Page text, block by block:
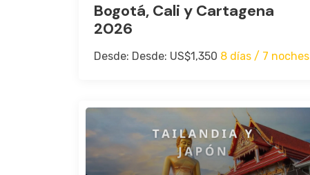
Bogotá, Cali y Cartagena
2026
Desde: Desde: US$1,350 8 días / 7 noches